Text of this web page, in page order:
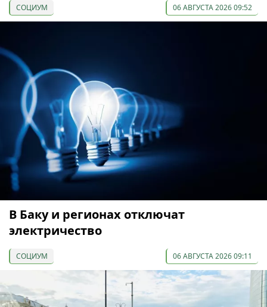
СОЦИУМ 06 АВГУСТА 2026 09:52
В Баку и регионах отключат
электричество
СОЦИУМ 06 АВГУСТА 2026 09:11